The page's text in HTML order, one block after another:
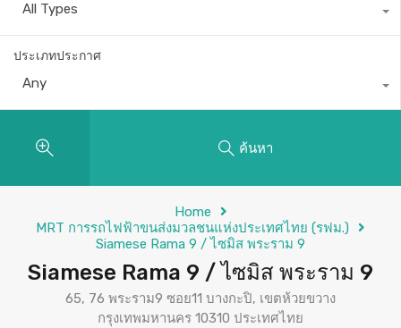
All Types
ประเภทประกาศ
Any
ค้นหา
Home
MRT การรถไฟฟ้าขนส่งมวลชนแห่งประเทศไทย (รฟม.)
Siamese Rama 9 / ไซมิส พระราม 9
Siamese Rama 9 / ไซมิส พระราม 9
65, 76 พระราม9 ซอย11 บางกะปิ, เขตห้วยขวาง
กรุงเทพมหานคร 10310 ประเทศไทย